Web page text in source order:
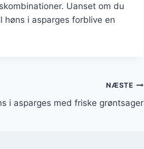
Uanset om du
i asparges forblive en
NÆSTE
i asparges med friske grøntsager